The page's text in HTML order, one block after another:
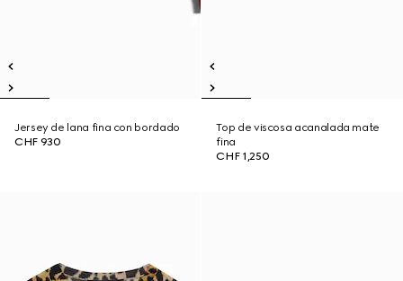
Jersey de lana fina con bordado
CHF 930
Top de viscosa acanalada mate
fina
CHF 1,250